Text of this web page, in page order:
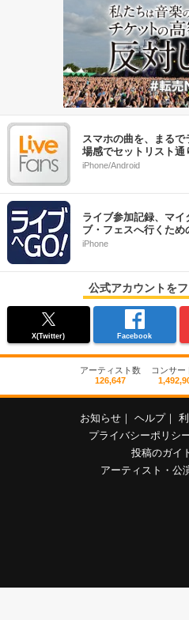
スマホの曲を、まる
場感でセットリスト通
iPhone/Android
ライブ参加記録、マイ
ブ・フェスへ行くため
iPhone
公式アカウントを
X(Twitter) Facebook
アーティスト数
126,647
コンサー
お知らせ ヘルプ
プライバシーポリシ
投稿のガイ
アーティスト・公